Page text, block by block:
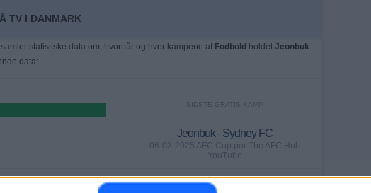
TV I DANMARK
statistiske data om, hvornår og hvor kampene af Fodbold holdet Jeonbuk
data:
SIDSTE GRATIS KAMP
Jeonbuk - Sydney FC
06-03-2025 AFC Cup por The AFC Hub
YouTube